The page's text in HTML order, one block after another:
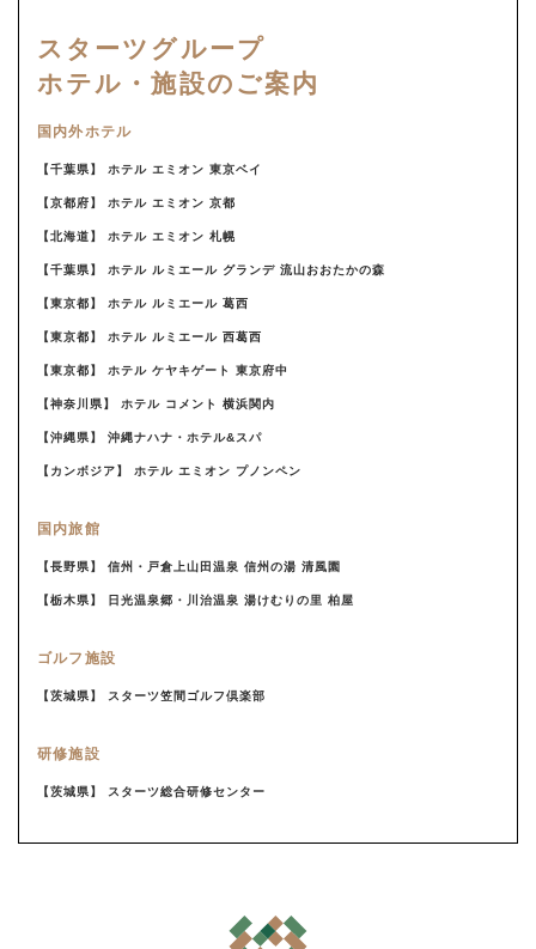
スターツグループ
ホテル・施設のご案内
国内外ホテル
【千葉県】 ホテル エミオン 東京ベイ
【京都府】 ホテル エミオン 京都
【北海道】 ホテル エミオン 札幌
【千葉県】 ホテル ルミエール グランデ 流山おおたかの森
【東京都】 ホテル ルミエール 葛西
【東京都】 ホテル ルミエール 西葛西
【東京都】 ホテル ケヤキゲート 東京府中
【神奈川県】 ホテル コメント 横浜関内
【沖縄県】 沖縄ナハナ・ホテル&スパ
【カンボジア】 ホテル エミオン プノンペン
国内旅館
【長野県】 信州・戸倉上山田温泉 信州の湯 清風園
【栃木県】 日光温泉郷・川治温泉 湯けむりの里 柏屋
ゴルフ施設
【茨城県】 スターツ笠間ゴルフ倶楽部
研修施設
【茨城県】 スターツ総合研修センター